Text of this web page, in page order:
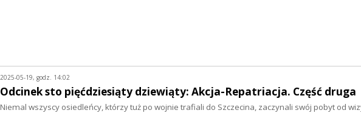
2025-05-19, godz. 14:02
Odcinek sto pięćdziesiąty dziewiąty: Akcja-Repatriacja. Część druga
Niemal wszyscy osiedleńcy, którzy tuż po wojnie trafiali do Szczecina, zaczynali swój pobyt od